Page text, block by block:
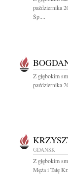
października
Śp....
Z głębokim
października
GDAŃSK
Z głębokim
Męża i Tatę